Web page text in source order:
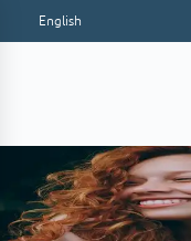
English